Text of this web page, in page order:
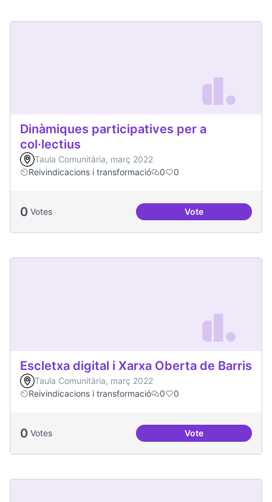
Dinàmiques participatives per a
col·lectius
Taula Comunitària, març 2022
Reivindicacions i transformació
0 0
0 Votes VoteDinàmiques
Escletxa digital i Xarxa Oberta de Barris
Taula Comunitària, març 2022
Reivindicacions i transformació
0 0
0 Votes VoteEscletxa digital i